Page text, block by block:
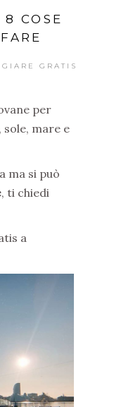
COSE
GRATIS
per
sole, mare e
ma si può
, ti chiedi
a